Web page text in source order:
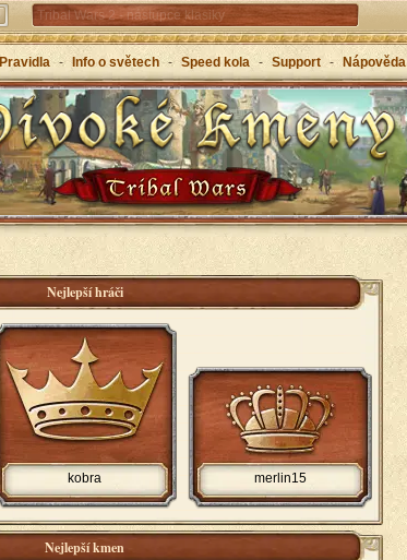
Tribal Wars 2 - nástupce klasiky
Forge of Empires – strategicky napříč věky
Grepolis – vybuduj svou říši v antickém Řecku
Pravidla - Info o světech - Speed kola - Support - Nápověda
Nejlepší hráči
kobra merlin15
Nejlepší kmen